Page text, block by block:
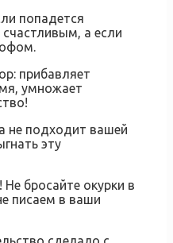
попадется
а если
прибавляет
умножает
не подходит вашей
эту
бросайте окурки в
писаем в ваши